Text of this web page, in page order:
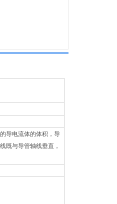
导电流体的体积，导
既与导管轴线垂直，